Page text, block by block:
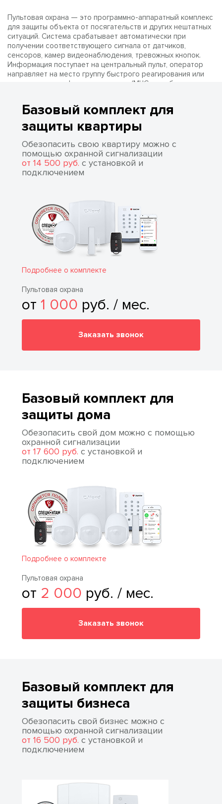
Пультовая охрана — это программно-аппаратный комплекс
для защиты объекта от посягательств и других нештатных
ситуаций. Система срабатывает автоматически при
получении соответствующего сигнала от датчиков,
сенсоров, камер видеонаблюдения, тревожных кнопок.
Информация поступает на центральный пульт, оператор
направляет на место группу быстрого реагирования или
сотрудников профильных структур (МЧС, служба газа и
телефон отправляется SMS-уведомление о срабатывании
Базовый комплект для
защиты квартиры
Обезопасить свою квартиру можно с
помощью охранной сигнализации
от 14 500 руб. с установкой и
подключением
Подробнее о комплекте
Пультовая охрана
от 1 000 руб. / мес.
Заказать звонок
Базовый комплект для
защиты дома
Обезопасить свой дом можно с помощью
охранной сигнализации
от 17 600 руб. с установкой и
подключением
Подробнее о комплекте
Пультовая охрана
от 2 000 руб. / мес.
Заказать звонок
Базовый комплект для
защиты бизнеса
Обезопасить свой бизнес можно с
помощью охранной сигнализации
от 16 500 руб. с установкой и
подключением